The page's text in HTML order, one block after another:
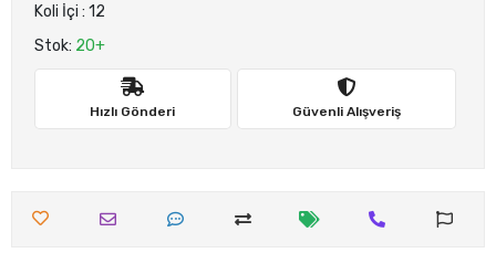
Koli İçi : 12
Stok: 20+
Hızlı Gönderi Güvenli Alışveriş